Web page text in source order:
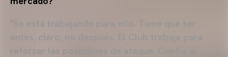
"Se está trabajando para ello. Tiene que ser
antes, claro, no después. El Club trabaja para
reforzar las posiciones de ataque. Confío al